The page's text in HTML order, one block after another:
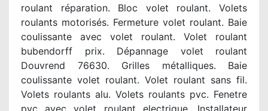
roulant réparation. Bloc volet roulant. Volets
roulants motorisés. Fermeture volet roulant. Baie
coulissante avec volet roulant. Volet roulant
bubendorff prix. Dépannage volet roulant
Douvrend 76630. Grilles métalliques. Baie
coulissante volet roulant. Volet roulant sans fil.
Volets roulants alu. Volets roulants pvc. Fenetre
pvc avec volet roulant electrique. Installateur